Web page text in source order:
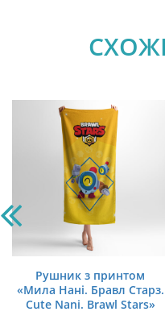
Рушник з принтом
«Мила Нані. Бравл Старз.
Cute Nani. Brawl Stars»